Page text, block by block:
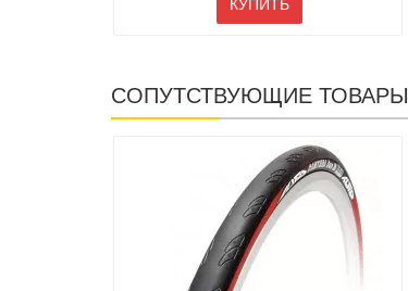
КУПИТЬ
СОПУТСТВУЮЩИЕ ТОВАРЫ